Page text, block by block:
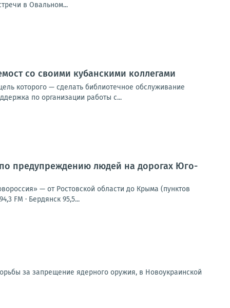
в Овальном...
со своими кубанскими коллегами
которого — сделать библиотечное обслуживание
по организации работы с...
предупреждению людей на дорогах Юго-
— от Ростовской области до Крыма (пунктов
FM · Бердянск 95,5...
за запрещение ядерного оружия, в Новоукраинской